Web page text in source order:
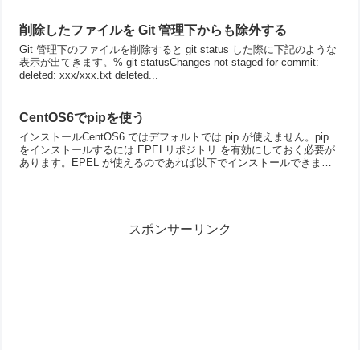
削除したファイルを Git 管理下からも除外する
Git 管理下のファイルを削除すると git status した際に下記のような
表示が出てきます。% git statusChanges not staged for commit:
deleted: xxx/xxx.txt deleted...
CentOS6でpipを使う
インストールCentOS6 ではデフォルトでは pip が使えません。pip
をインストールするには EPELリポジトリ を有効にしておく必要が
あります。EPEL が使えるのであれば以下でインストールできま
スポンサーリンク